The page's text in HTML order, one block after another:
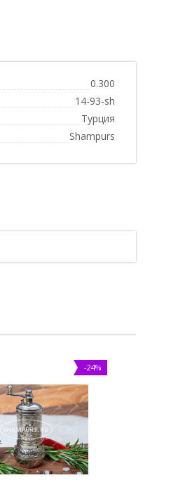
0.300
14-93-sh
Турция
Shampurs
-24%